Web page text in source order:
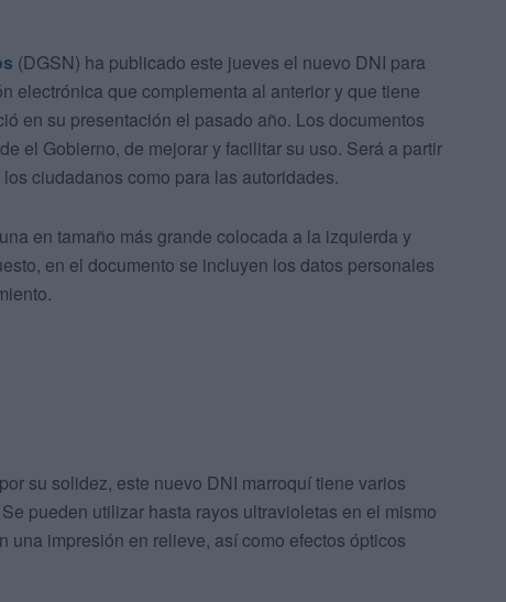
(DGSN) ha publicado este jueves el nuevo DNI para
electrónica que complementa al anterior y que tiene
en su presentación el pasado año. Los documentos
el Gobierno, de mejorar y facilitar su uso. Será a partir
ciudadanos como para las autoridades.
en tamaño más grande colocada a la izquierda y
en el documento se incluyen los datos personales
su solidez, este nuevo DNI marroquí tiene varios
pueden utilizar hasta rayos ultravioletas en el mismo
impresión en relieve, así como efectos ópticos